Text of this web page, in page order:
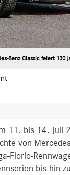
Benz Classic feiert 130
11. bis 14. Juli
von
Florio-
bis hin